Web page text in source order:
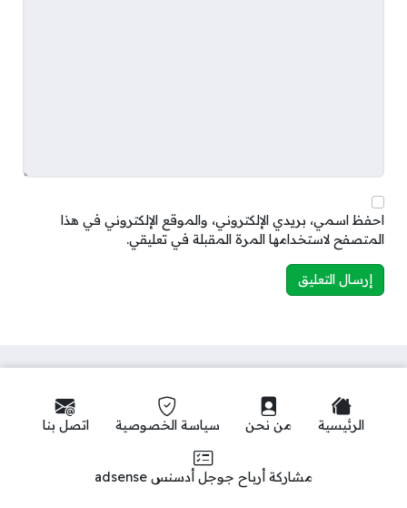
احفظ اسمي، بريدي الإلكتروني، والموقع الإلكتروني في هذا
المتصفح لاستخدامها المرة المقبلة في تعليقي.
الرئيسية من نحن سياسة الخصوصية اتصل بنا
مشاركة أرباح جوجل أدسنس adsense